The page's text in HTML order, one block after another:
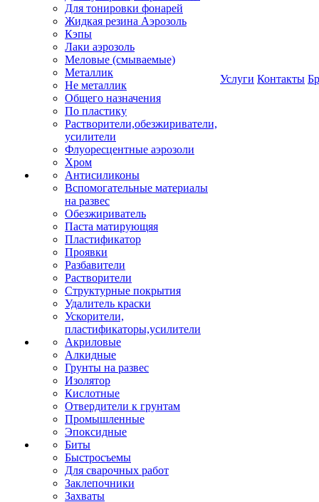
Для тонировки фонарей
Жидкая резина Аэрозоль
Кэпы
Лаки аэрозоль
Меловые (смываемые)
Металлик
Не металлик
Общего назначения
По пластику
Растворители,обезжириватели,
усилители
Флуоресцентные аэрозоли
Хром
Антисиликоны
Вспомогательные материалы
на развес
Обезжириватель
Паста матирующяя
Пластификатор
Проявки
Разбавители
Растворители
Структурные покрытия
Удалитель краски
Ускорители,
пластификаторы,усилители
Акриловые
Алкидные
Грунты на развес
Изолятор
Кислотные
Отвердители к грунтам
Промышленные
Эпоксидные
Биты
Быстросъемы
Для сварочных работ
Заклепочники
Захваты
Услуги Контакты